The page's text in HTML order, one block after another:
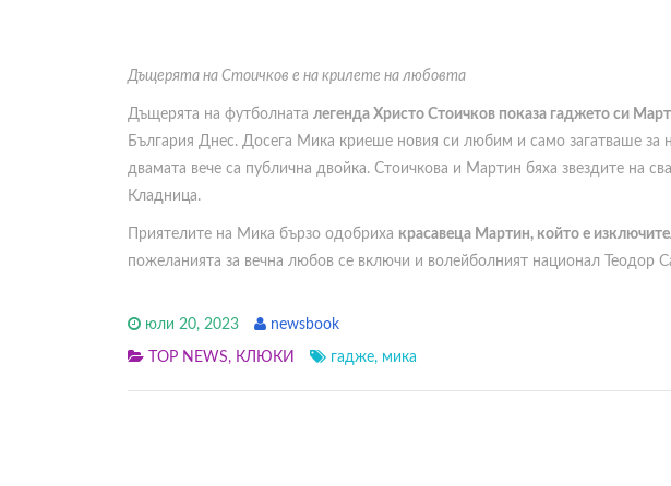
Дъщерята на Стоичков е на крилете на любовта
Дъщерята на футболната легенда Христо Стоичков показа гаджето си
България Днес. Досега Мика криеше новия си любим и само загатваше за
двамата вече са публична двойка. Стоичкова и Мартин бяха звездите на
Кладница.
Приятелите на Мика бързо одобриха красавеца Мартин, който е
пожеланията за вечна любов се включи и волейболният национал Теодор
юли 20, 2023 newsbook
TOP NEWS, КЛЮКИ гадже, мика